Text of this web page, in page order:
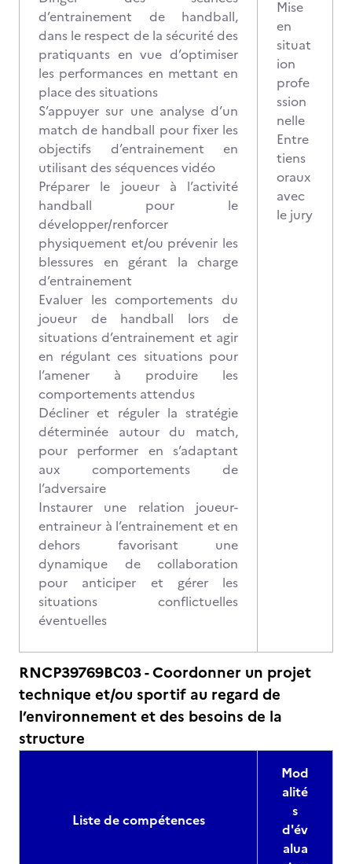
d’entrainement de handball,
dans le respect de la sécurité des
pratiquants en vue d’optimiser
les performances en mettant en
place des situations
S’appuyer sur une analyse d’un
match de handball pour fixer les
objectifs d’entrainement en
utilisant des séquences vidéo
Préparer le joueur à l’activité
handball pour le
développer/renforcer
physiquement et/ou prévenir les
blessures en gérant la charge
d’entrainement
Evaluer les comportements du
joueur de handball lors de
situations d’entrainement et agir
en régulant ces situations pour
l’amener à produire les
comportements attendus
Décliner et réguler la stratégie
déterminée autour du match,
pour performer en s’adaptant
aux comportements de
l’adversaire
Instaurer une relation joueur-
entraineur à l’entrainement et en
dehors favorisant une
dynamique de collaboration
pour anticiper et gérer les
situations conflictuelles
éventuelles
Mise
en
situat
ion
profe
ssion
nelle
Entre
tiens
oraux
avec
le jury
RNCP39769BC03 - Coordonner un projet
technique et/ou sportif au regard de
l’environnement et des besoins de la
structure
Liste de compétences
Mod
alité
s
d'év
alua